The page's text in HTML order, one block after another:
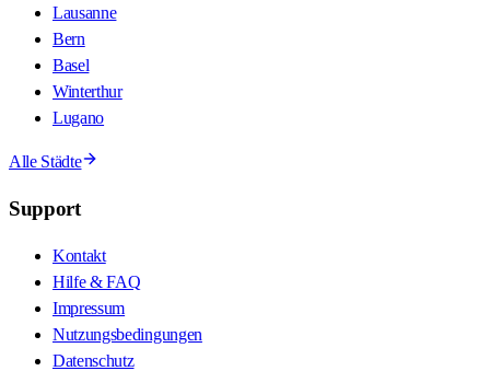
Lausanne
Bern
Basel
Winterthur
Lugano
Alle Städte
Support
Kontakt
Hilfe & FAQ
Impressum
Nutzungsbedingungen
Datenschutz